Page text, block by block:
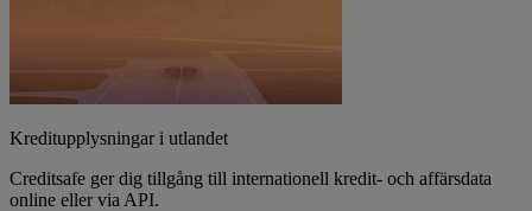
Kreditupplysningar i utlandet
Creditsafe ger dig tillgång till internationell kredit- och affärsdata
online eller via API.